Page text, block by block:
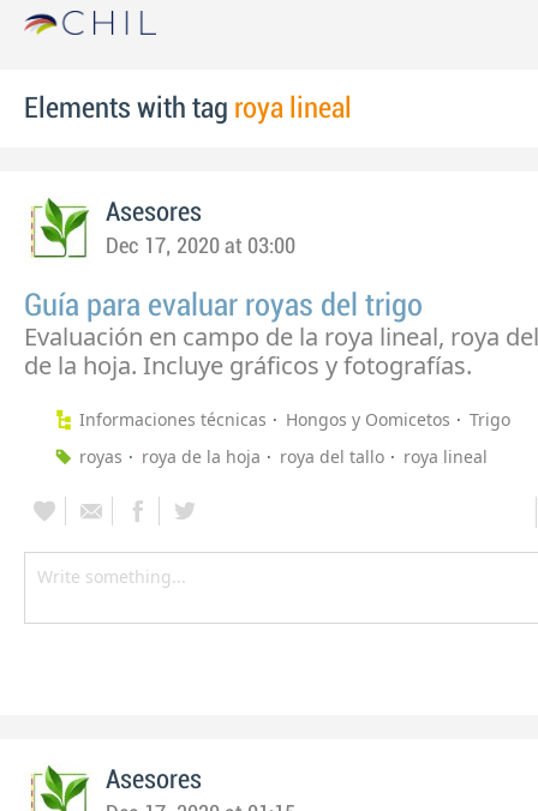
Elements with tag roya lineal
Asesores
Dec 17, 2020 at 03:00
Guía para evaluar royas del trigo
Evaluación en campo de la roya lineal, roya
de la hoja. Incluye gráficos y fotografías.
Informaciones técnicas Hongos y Oomicetos
Trigo
royas
roya de la hoja roya del tallo roya lineal
Asesores